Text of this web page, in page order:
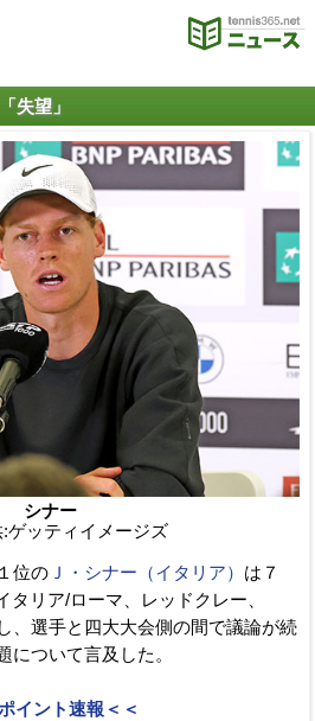
失望」
シナー
ゲッティイメージズ
位の Ｊ・シナー（イタリア） は７
タリア/ローマ、レッドクレー、
、選手と四大大会側の間で議論が続
について言及した。
イント速報＜＜